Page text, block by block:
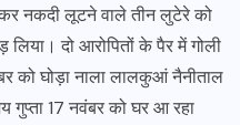
नकदी लूटने वाले तीन लुटेरे को
दो आरोपितों के पैर में गोली
को घोड़ा नाला लालकुआं नैनीताल
गुप्ता 17 नवंबर को घर आ रहा